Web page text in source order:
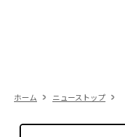
ホーム ニューストップ